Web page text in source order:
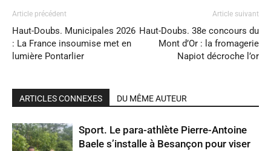
Article précédent
Haut-Doubs. Municipales 2026
: La France insoumise met en
lumière Pontarlier
Article suivant
Haut-Doubs. 38e concours du
Mont d’Or : la fromagerie
Napiot décroche l’or
ARTICLES CONNEXES DU MÊME AUTEUR
Sport. Le para-athlète Pierre-Antoine
Baele s’installe à Besançon pour viser